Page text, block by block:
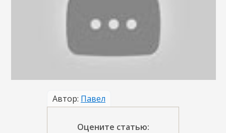
Автор: Павел
Оцените статью: